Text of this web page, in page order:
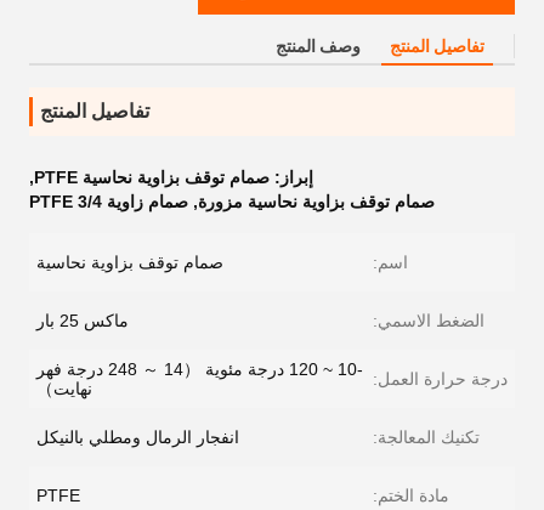
تفاصيل المنتج وصف المنتج
تفاصيل المنتج
إبراز: صمام توقف بزاوية نحاسية PTFE
,
صمام توقف بزاوية نحاسية مزورة, صمام زاوية 3/4 PTFE
اسم: صمام توقف بزاوية نحاسية
الضغط الاسمي: ماكس 25 بار
درجة حرارة العمل:
-10 ~ 120 درجة مئوية （14 ～ 248 درجة فهر
نهايت）
تكنيك المعالجة: انفجار الرمال ومطلي بالنيكل
مادة الختم: PTFE